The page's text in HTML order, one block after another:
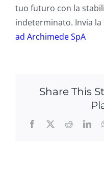
tuo futuro con la
indeterminato. Invia la
ad Archimede SpA
Share This
Facebook
X Reddit